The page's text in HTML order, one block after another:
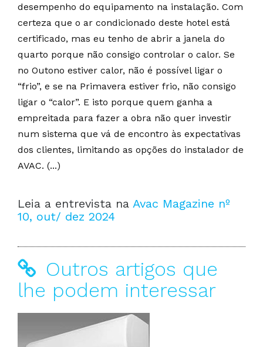
desempenho do equipamento na instalação. Com
certeza que o ar condicionado deste hotel está
certificado, mas eu tenho de abrir a janela do
quarto porque não consigo controlar o calor. Se
no Outono estiver calor, não é possível ligar o
“frio”, e se na Primavera estiver frio, não consigo
ligar o “calor”. E isto porque quem ganha a
empreitada para fazer a obra não quer investir
num sistema que vá de encontro às expectativas
dos clientes, limitando as opções do instalador de
AVAC. (...)
Leia a entrevista na Avac Magazine nº
10, out/ dez 2024
Outros artigos que
lhe podem interessar